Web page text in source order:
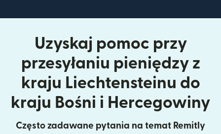
Uzyskaj pomoc przy
przesyłaniu pieniędzy z
kraju Liechtensteinu do
kraju Bośni i Hercegowiny
Często zadawane pytania na temat Remitly